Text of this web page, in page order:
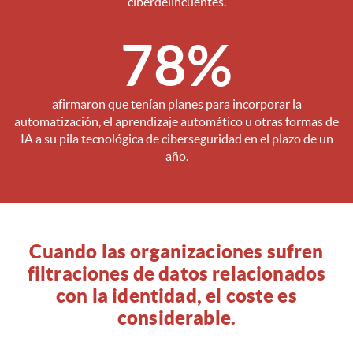
78%
afirmaron que tenían planes para incorporar la
automatización, el aprendizaje automático u otras formas de
IA a su pila tecnológica de ciberseguridad en el plazo de un
año.
Cuando las organizaciones sufren
filtraciones de datos relacionados
con la identidad, el coste es
considerable.